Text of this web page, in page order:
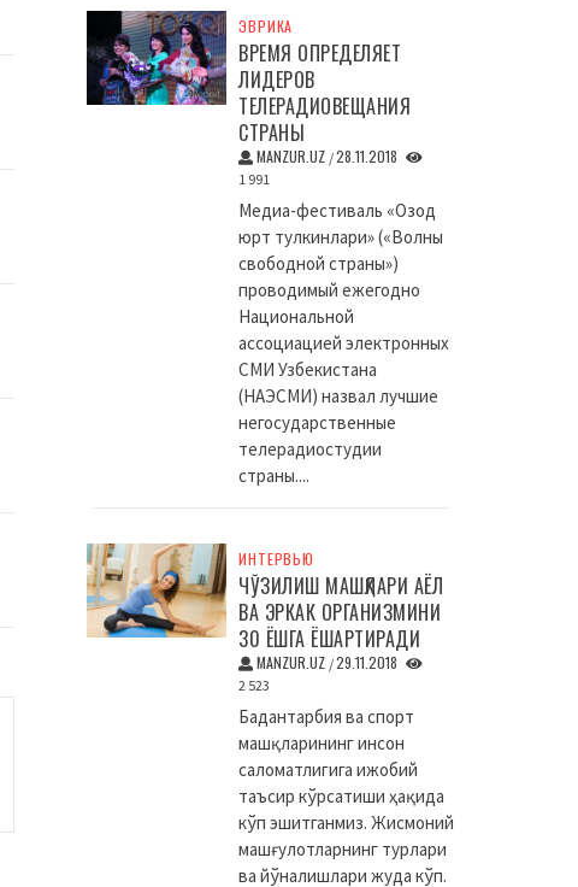
ЭВРИКА
ВРЕМЯ ОПРЕДЕЛЯЕТ
ЛИДЕРОВ
ТЕЛЕРАДИОВЕЩАНИЯ
СТРАНЫ
MANZUR.UZ /28.11.2018
1 991
Медиа-фестиваль «Озод
юрт тулкинлари» («Волны
свободной страны»)
проводимый ежегодно
Национальной
ассоциацией электронных
СМИ Узбекистана
(НАЭСМИ) назвал лучшие
негосударственные
телерадиостудии
страны....
ИНТЕРВЬЮ
ЧЎЗИЛИШ МАШҚЛАРИ АЁЛ
ВА ЭРКАК ОРГАНИЗМИНИ
30 ЁШГА ЁШАРТИРАДИ
MANZUR.UZ /29.11.2018
2 523
Бадантарбия ва спорт
машқларининг инсон
саломатлигига ижобий
таъсир кўрсатиши ҳақида
кўп эшитганмиз. Жисмоний
машғулотларнинг турлари
ва йўналишлари жуда кўп.